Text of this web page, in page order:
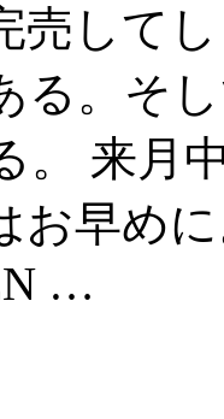
売して
る。そ
。 来月
お早め
…